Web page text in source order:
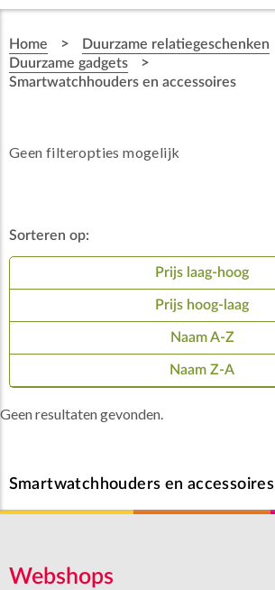
Home > Duurzame relatiegeschenken
Duurzame gadgets >
Smartwatchhouders en accessoires
Geen filteropties mogelijk
Sorteren op:
Prijs laag-hoog
Prijs hoog-laag
Naam A-Z
Naam Z-A
Geen resultaten gevonden.
Smartwatchhouders en accessoires
Webshops